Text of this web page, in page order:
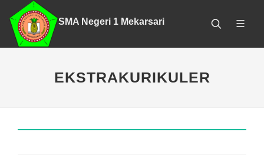
SMA Negeri 1 Mekarsari
EKSTRAKURIKULER